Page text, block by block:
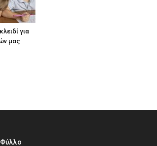
για
µας
Φύλλο